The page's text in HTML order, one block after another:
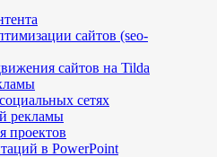
сайтов (seo-
сайтов на Tilda
сетях
рекламы
проектов
в PowerPoint